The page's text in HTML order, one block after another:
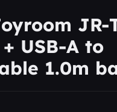
JR-
USB-A to
1.0m